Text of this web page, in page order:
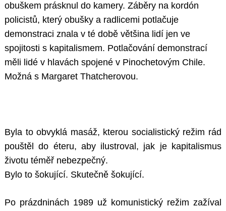
obuškem prásknul do kamery. Záběry na kordón
policistů, který obušky a radlicemi potlačuje
demonstraci znala v té době většina lidí jen ve
spojitosti s kapitalismem. Potlačování demonstrací
měli lidé v hlavách spojené v Pinochetovým Chile.
Možná s Margaret Thatcherovou.
Byla to obvyklá masáž, kterou socialistický režim rád
pouštěl do éteru, aby ilustroval, jak je kapitalismus
životu téměř nebezpečný.
Bylo to šokující. Skutečně šokující.
Po prázdninách 1989 už komunistický režim zažíval